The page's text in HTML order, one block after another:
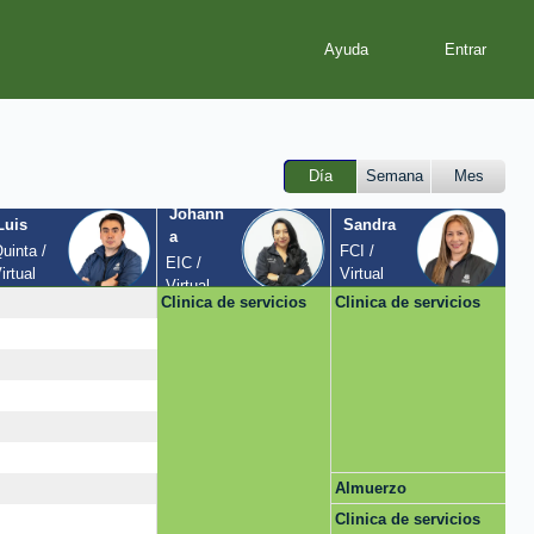
Ayuda
Día Semana Mes
/
Johann
a
EIC /
Virtual
Sandra
FCI /
Virtual
Clinica de servicios
Clinica de servicios
Almuerzo
Clinica de servicios